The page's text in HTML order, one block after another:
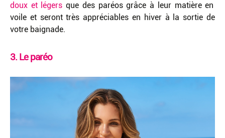
doux et légers que des paréos grâce à leur matière en
voile et seront très appréciables en hiver à la sortie de
votre baignade.
3. Le paréo